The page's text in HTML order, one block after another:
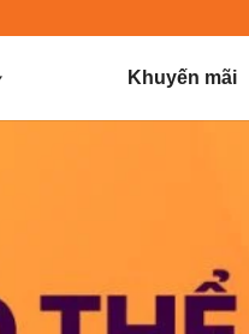
Khuyến mãi